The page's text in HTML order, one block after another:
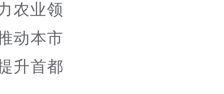
农业领
动本市
升首都